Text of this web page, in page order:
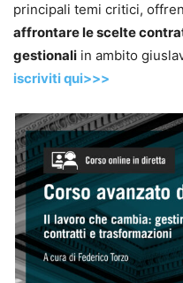
principali temi critici,
affrontare le scelte
gestionali in ambito
iscriviti qui>>>